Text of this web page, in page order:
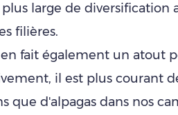
large de diversification
filières.
fait également un atout
il est plus courant
que d'alpagas dans nos